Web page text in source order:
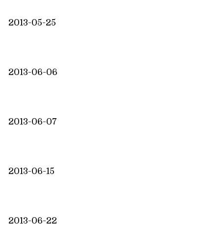
2013-05-25
2013-06-06
2013-06-07
2013-06-15
2013-06-22